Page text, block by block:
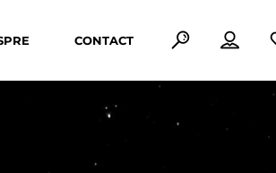
CONTACT